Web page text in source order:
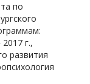
по
г.,
развития